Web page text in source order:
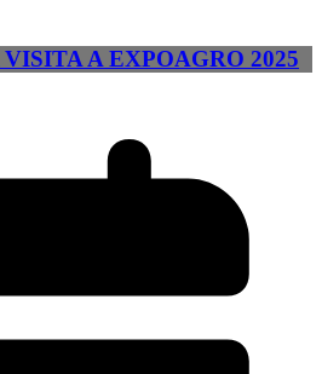
A EXPOAGRO 2025